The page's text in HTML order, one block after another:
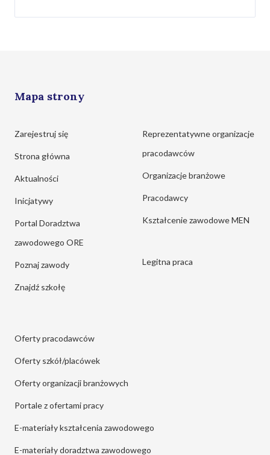
Mapa strony
Zarejestruj się
Strona główna
Aktualności
Inicjatywy
Portal Doradztwa
zawodowego ORE
Poznaj zawody
Znajdź szkołę
Reprezentatywne organizacje
pracodawców
Organizacje branżowe
Pracodawcy
Kształcenie zawodowe MEN
Legitna praca
Oferty pracodawców
Oferty szkół/placówek
Oferty organizacji branżowych
Portale z ofertami pracy
E-materiały kształcenia zawodowego
E-materiały doradztwa zawodowego